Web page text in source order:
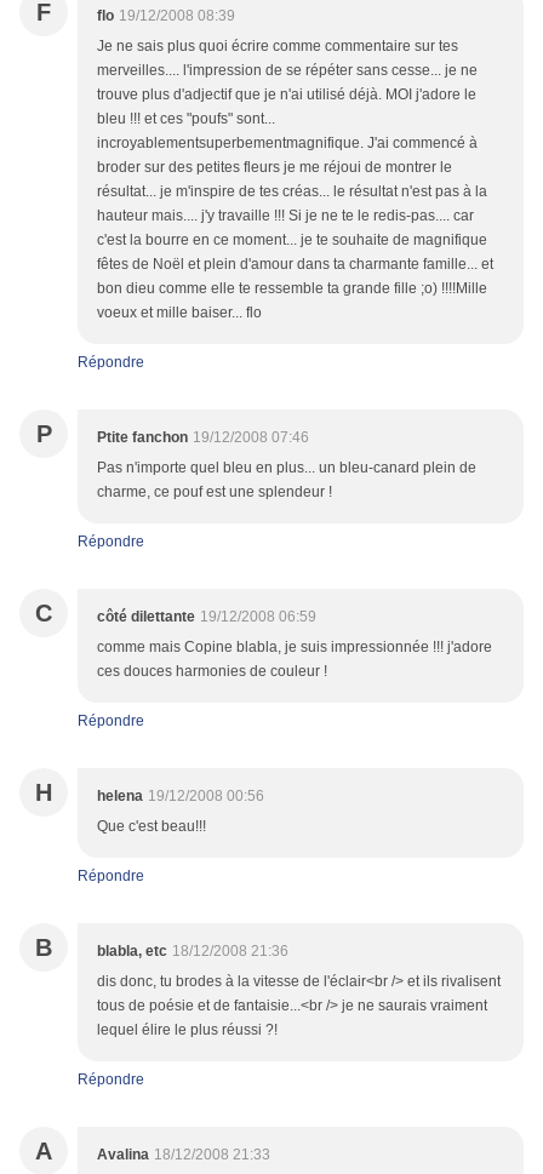
F flo 19/12/2008 08:39
Je ne sais plus quoi écrire comme commentaire sur tes
merveilles.... l'impression de se répéter sans cesse... je ne
trouve plus d'adjectif que je n'ai utilisé déjà. MOI j'adore le
bleu !!! et ces "poufs" sont...
incroyablementsuperbementmagnifique. J'ai commencé à
broder sur des petites fleurs je me réjoui de montrer le
résultat... je m'inspire de tes créas... le résultat n'est pas à la
hauteur mais.... j'y travaille !!! Si je ne te le redis-pas.... car
c'est la bourre en ce moment... je te souhaite de magnifique
fêtes de Noël et plein d'amour dans ta charmante famille... et
bon dieu comme elle te ressemble ta grande fille ;o) !!!!Mille
voeux et mille baiser... flo
Répondre
P Ptite fanchon 19/12/2008 07:46
Pas n'importe quel bleu en plus... un bleu-canard plein de
charme, ce pouf est une splendeur !
Répondre
C côté dilettante 19/12/2008 06:59
comme mais Copine blabla, je suis impressionnée !!! j'adore
ces douces harmonies de couleur !
Répondre
H helena 19/12/2008 00:56
Que c'est beau!!!
Répondre
B blabla, etc 18/12/2008 21:36
dis donc, tu brodes à la vitesse de l'éclair<br /> et ils rivalisent
tous de poésie et de fantaisie...<br /> je ne saurais vraiment
lequel élire le plus réussi ?!
Répondre
A Avalina 18/12/2008 21:33